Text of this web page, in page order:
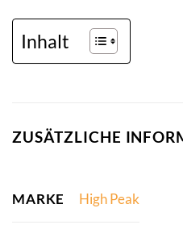
Inhalt
ZUSÄTZLICHE
MARKE High Peak